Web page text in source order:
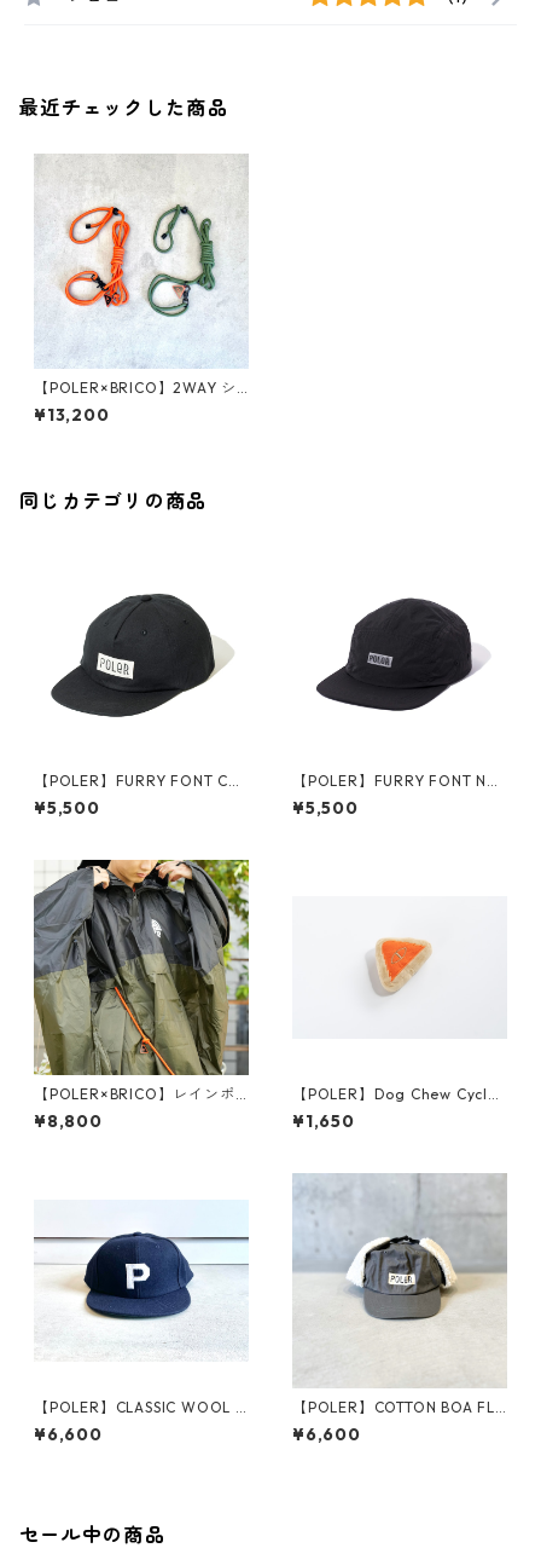
最近チェックした商品
【POLER×BRICO】2WAY シ
ョルダースリップリーシュ
¥13,200
同じカテゴリの商品
【POLER】FURRY FONT COT
TON 6P CAP
¥5,500
【POLER】FURRY FONT NYL
ON 5P CAP
¥5,500
【POLER×BRICO】レインポ
ンチョ
¥8,800
【POLER】Dog Chew Cyclop
s
¥1,650
【POLER】CLASSIC WOOL B
ASEBALL CAP
¥6,600
【POLER】COTTON BOA FLA
P CAP
¥6,600
セール中の商品